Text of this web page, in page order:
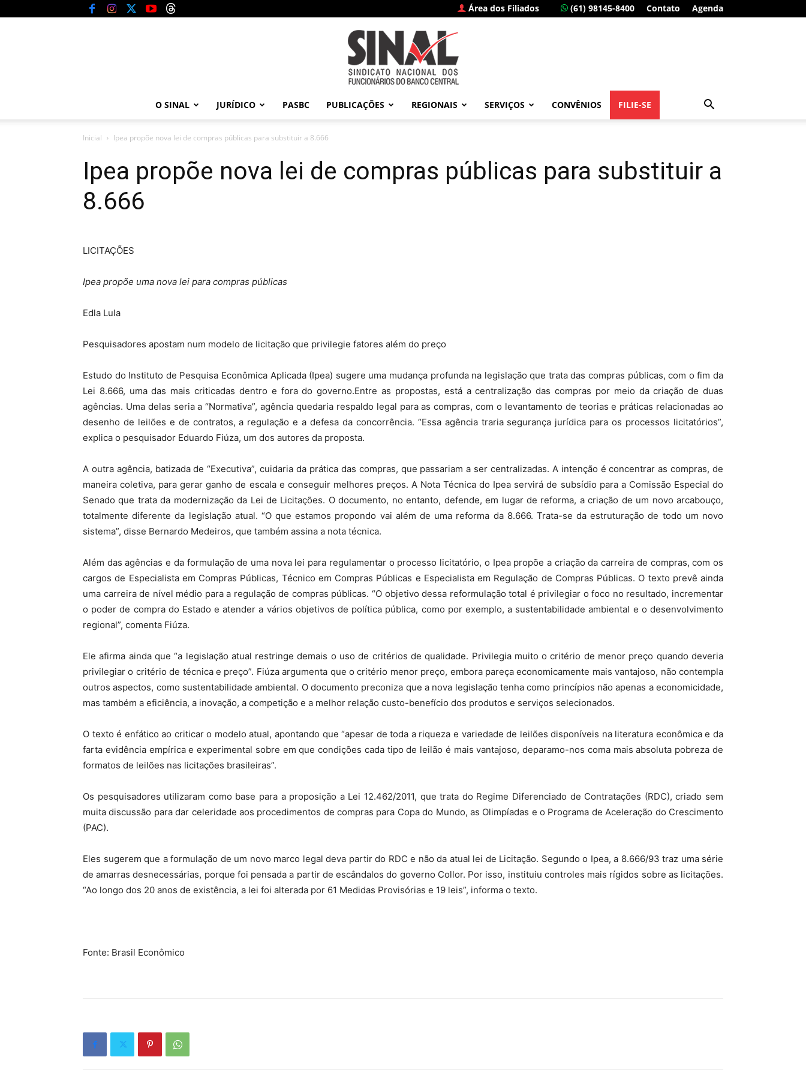
Área dos Filiados (61) 98145-8400 Contato Agenda
Funcionários
do
Banco
Central
O SINAL JURÍDICO PASBC PUBLICAÇÕES REGIONAIS SERVIÇOS CONVÊNIOS FILIE-SE
Inicial Ipea propõe nova lei de compras públicas para substituir a 8.666
Ipea propõe nova lei de compras públicas para substituir a
8.666
LICITAÇÕES
Ipea propõe uma nova lei para compras públicas
Edla Lula
Pesquisadores apostam num modelo de licitação que privilegie fatores além do preço
Estudo do Instituto de Pesquisa Econômica Aplicada (Ipea) sugere uma mudança profunda na legislação que trata das compras públicas, com o fim da
Lei 8.666, uma das mais criticadas dentro e fora do governo.Entre as propostas, está a centralização das compras por meio da criação de duas
agências. Uma delas seria a “Normativa”, agência quedaria respaldo legal para as compras, com o levantamento de teorias e práticas relacionadas ao
desenho de leilões e de contratos, a regulação e a defesa da concorrência. “Essa agência traria segurança jurídica para os processos licitatórios”,
explica o pesquisador Eduardo Fiúza, um dos autores da proposta.
A outra agência, batizada de “Executiva”, cuidaria da prática das compras, que passariam a ser centralizadas. A intenção é concentrar as compras, de
maneira coletiva, para gerar ganho de escala e conseguir melhores preços. A Nota Técnica do Ipea servirá de subsídio para a Comissão Especial do
Senado que trata da modernização da Lei de Licitações. O documento, no entanto, defende, em lugar de reforma, a criação de um novo arcabouço,
totalmente diferente da legislação atual. “O que estamos propondo vai além de uma reforma da 8.666. Trata-se da estruturação de todo um novo
sistema”, disse Bernardo Medeiros, que também assina a nota técnica.
Além das agências e da formulação de uma nova lei para regulamentar o processo licitatório, o Ipea propõe a criação da carreira de compras, com os
cargos de Especialista em Compras Públicas, Técnico em Compras Públicas e Especialista em Regulação de Compras Públicas. O texto prevê ainda
uma carreira de nível médio para a regulação de compras públicas. “O objetivo dessa reformulação total é privilegiar o foco no resultado, incrementar
o poder de compra do Estado e atender a vários objetivos de política pública, como por exemplo, a sustentabilidade ambiental e o desenvolvimento
regional”, comenta Fiúza.
Ele afirma ainda que “a legislação atual restringe demais o uso de critérios de qualidade. Privilegia muito o critério de menor preço quando deveria
privilegiar o critério de técnica e preço”. Fiúza argumenta que o critério menor preço, embora pareça economicamente mais vantajoso, não contempla
outros aspectos, como sustentabilidade ambiental. O documento preconiza que a nova legislação tenha como princípios não apenas a economicidade,
mas também a eficiência, a inovação, a competição e a melhor relação custo-benefício dos produtos e serviços selecionados.
O texto é enfático ao criticar o modelo atual, apontando que “apesar de toda a riqueza e variedade de leilões disponíveis na literatura econômica e da
farta evidência empírica e experimental sobre em que condições cada tipo de leilão é mais vantajoso, deparamo-nos coma mais absoluta pobreza de
formatos de leilões nas licitações brasileiras”.
Os pesquisadores utilizaram como base para a proposição a Lei 12.462/2011, que trata do Regime Diferenciado de Contratações (RDC), criado sem
muita discussão para dar celeridade aos procedimentos de compras para Copa do Mundo, as Olimpíadas e o Programa de Aceleração do Crescimento
(PAC).
Eles sugerem que a formulação de um novo marco legal deva partir do RDC e não da atual lei de Licitação. Segundo o Ipea, a 8.666/93 traz uma série
de amarras desnecessárias, porque foi pensada a partir de escândalos do governo Collor. Por isso, instituiu controles mais rígidos sobre as licitações.
“Ao longo dos 20 anos de existência, a lei foi alterada por 61 Medidas Provisórias e 19 leis”, informa o texto.
Fonte: Brasil Econômico